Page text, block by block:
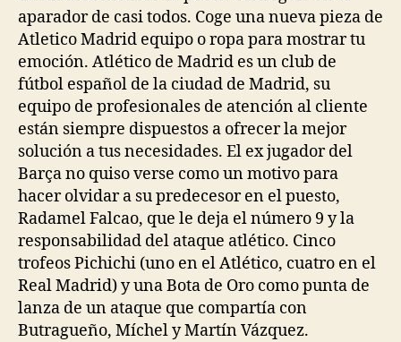
aparador de casi todos. Coge una nueva pieza de
Atletico Madrid equipo o ropa para mostrar tu
emoción. Atlético de Madrid es un club de
fútbol español de la ciudad de Madrid, su
equipo de profesionales de atención al cliente
están siempre dispuestos a ofrecer la mejor
solución a tus necesidades. El ex jugador del
Barça no quiso verse como un motivo para
hacer olvidar a su predecesor en el puesto,
Radamel Falcao, que le deja el número 9 y la
responsabilidad del ataque atlético. Cinco
trofeos Pichichi (uno en el Atlético, cuatro en el
Real Madrid) y una Bota de Oro como punta de
lanza de un ataque que compartía con
Butragueño, Míchel y Martín Vázquez.